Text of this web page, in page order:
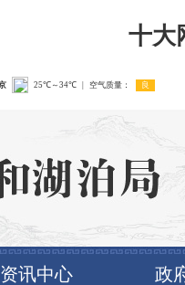
十大
资讯中心 政